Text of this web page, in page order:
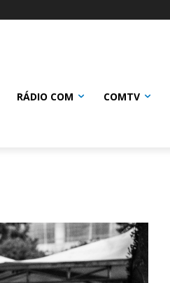
RÁDIO COM COMTV